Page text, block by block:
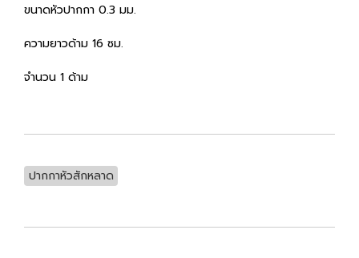
ขนาดหัวปากกา 0.3 มม.
ความยาวด้าม 16 ซม.
จำนวน 1 ด้าม
ปากกาหัวสักหลาด